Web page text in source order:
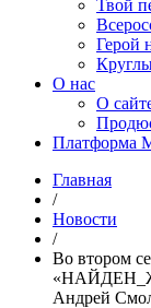
Твой
Герой
О нас
О
Платформа
Главная
/
Новости
/
Во втором
Андрей